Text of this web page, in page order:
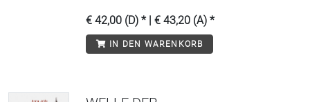
€ 42,00 (D) * | € 43,20 (A) *
IN DEN WARENKORB